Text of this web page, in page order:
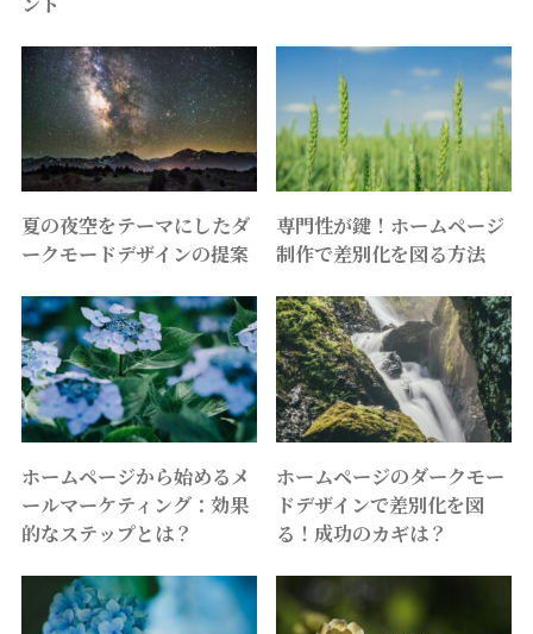
夏の夜空をテーマにしたダ
ークモードデザインの提案
専門性が鍵！ホームページ
制作で差別化を図る方法
ホームページから始めるメ
ールマーケティング：効果
的なステップとは？
ホームページのダークモー
ドデザインで差別化を図
る！成功のカギは？